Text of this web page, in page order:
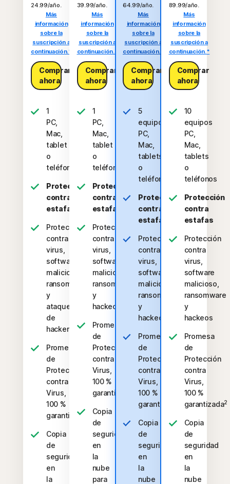
24.99/año.
Más
información
sobre la
suscripción a
continuación.*
Comprar
ahora
1
PC,
Mac,
tablet
o
teléfono
Protección
contra
estafas
Protección
contra
virus,
software
malicioso,
ransomware
y
ataques
de
hackers
Promesa
de
Protección
contra
Virus,
100 %
garantizada
Copia
de
seguridad
en
la
39.99/año.
Más
información
sobre la
suscripción a
continuación.*
Comprar
ahora
1
PC,
Mac,
tablet
o
teléfono
Protección
contra
estafas
Protección
contra
virus,
software
malicioso,
ransomware
y
hackeos
Promesa
de
Protección
contra
Virus,
100 %
garantizada
Copia
de
seguridad
en
la
nube
para
64.99/año.
Más
información
sobre la
suscripción a
continuación.*
Comprar
ahora
5
equipos
PC,
Mac,
tablets
o
teléfonos
Protección
contra
estafas
Protección
contra
virus,
software
malicioso,
ransomware
y
hackeos
Promesa
de
Protección
contra
Virus,
100 %
garantizada
Copia
de
seguridad
en
la
nube
89.99/año.
Más
información
sobre la
suscripción a
continuación.*
Comprar
ahora
10
equipos
PC,
Mac,
tablets
o
teléfonos
Protección
contra
estafas
Protección
contra
virus,
software
malicioso,
ransomware
y
hackeos
Promesa
de
Protección
contra
Virus,
100 %
garantizada2
Copia
de
seguridad
en
la
nube